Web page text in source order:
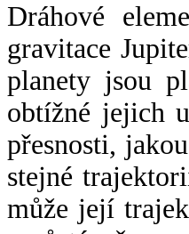
Dráhové
gravitace
planety jsou
obtížné jejich
přesnosti,
stejné
může její